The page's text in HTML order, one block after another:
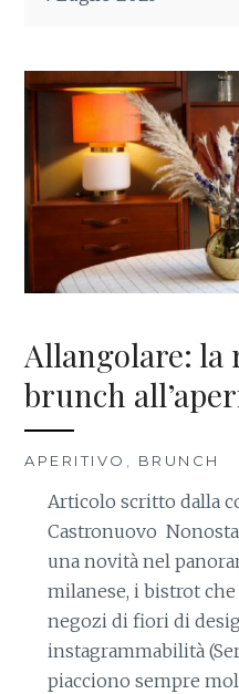
Allangolare: la
brunch
APERITIVO , BRUNCH
Articolo scritto dalla
Castronuovo
una novità nel
milanese, i bistrot
negozi di fiori di
instagrammabilità
piacciono sempre